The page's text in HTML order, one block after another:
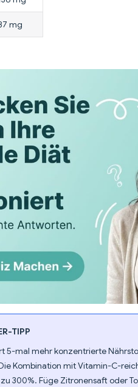
mg
TIPP
5-mal mehr konzentrierte
Kombination mit Vitamin-C-
300%. Füge Zitronensaft oder